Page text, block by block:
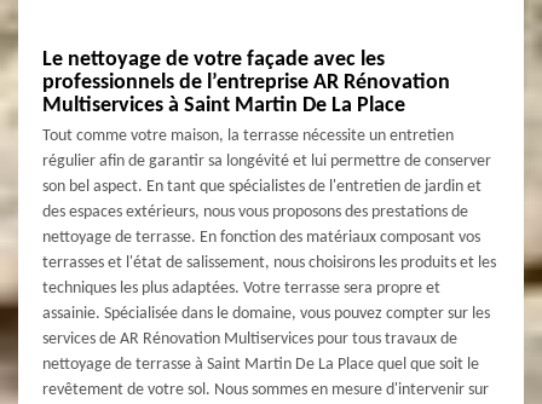
Le nettoyage de votre façade avec les
professionnels de l’entreprise AR Rénovation
Multiservices à Saint Martin De La Place
Tout comme votre maison, la terrasse nécessite un entretien
régulier afin de garantir sa longévité et lui permettre de conserver
son bel aspect. En tant que spécialistes de l'entretien de jardin et
des espaces extérieurs, nous vous proposons des prestations de
nettoyage de terrasse. En fonction des matériaux composant vos
terrasses et l'état de salissement, nous choisirons les produits et les
techniques les plus adaptées. Votre terrasse sera propre et
assainie. Spécialisée dans le domaine, vous pouvez compter sur les
services de AR Rénovation Multiservices pour tous travaux de
nettoyage de terrasse à Saint Martin De La Place quel que soit le
revêtement de votre sol. Nous sommes en mesure d'intervenir sur